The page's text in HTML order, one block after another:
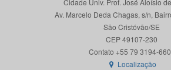
Cidade Univ. Prof. José Aloísio
Av. Marcelo Deda Chagas, s/n,
São Cristóvão/SE
CEP 49107-230
Localização